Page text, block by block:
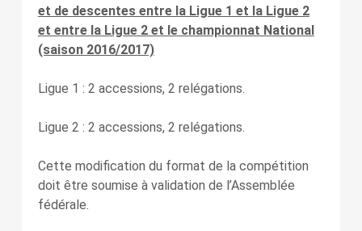
et de descentes entre la Ligue 1 et la Ligue 2
et entre la Ligue 2 et le championnat National
(saison 2016/2017)
Ligue 1 : 2 accessions, 2 relégations.
Ligue 2 : 2 accessions, 2 relégations.
Cette modification du format de la compétition
doit être soumise à validation de l’Assemblée
fédérale.